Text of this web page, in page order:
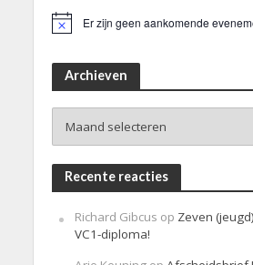
Er zijn geen aankomende
Archieven
Recente reacties
Richard Gibcus op Zeven
VC1-diploma!